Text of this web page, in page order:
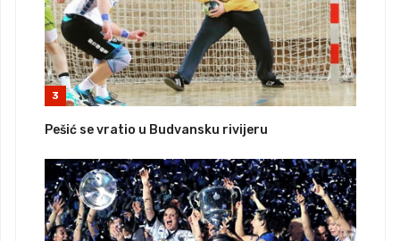
3
Pešić se vratio u Budvansku rivijeru